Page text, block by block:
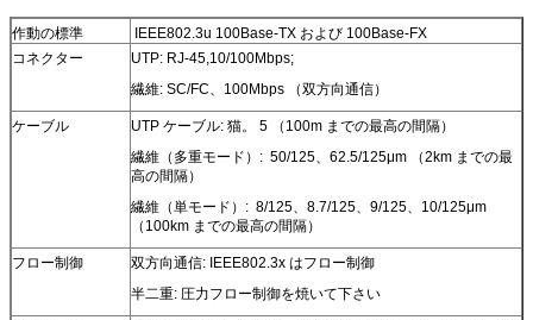
作動の標準
IEEE802.3u 100Base-TX および 100Base-FX
コネクター
UTP: RJ-45,10/100Mbps;
繊維: SC/FC、100Mbps （双方向通信）
ケーブル
UTP ケーブル: 猫。 5 （100m までの最高の間隔）
繊維（多重モード）: 50/125、62.5/125μm （2km までの最
高の間隔）
繊維（単モード）: 8/125、8.7/125、9/125、10/125μm
（100km までの最高の間隔）
フロー制御
双方向通信: IEEE802.3x はフロー制御
半二重: 圧力フロー制御を焼いて下さい